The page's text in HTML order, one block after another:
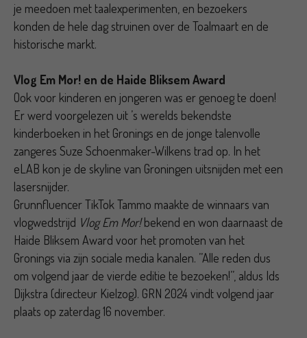
je meedoen met taalexperimenten, en bezoekers
konden de hele dag struinen over de Toalmaart en de
historische markt.
Vlog Em Mor! en de Haide Bliksem Award
Ook voor kinderen en jongeren was er genoeg te doen!
Er werd voorgelezen uit ’s werelds bekendste
kinderboeken in het Gronings en de jonge talenvolle
zangeres Suze Schoenmaker-Wilkens trad op. In het
eLAB kon je de skyline van Groningen uitsnijden met een
lasersnijder.
Grunnfluencer TikTok Tammo maakte de winnaars van
vlogwedstrijd Vlog Em Mor!bekend en won daarnaast de
Haide Bliksem Award voor het promoten van het
Gronings via zijn sociale media kanalen. ’’Alle reden dus
om volgend jaar de vierde editie te bezoeken!’’, aldus Ids
Dijkstra (directeur Kielzog). GRN 2024 vindt volgend jaar
plaats op zaterdag 16 november.